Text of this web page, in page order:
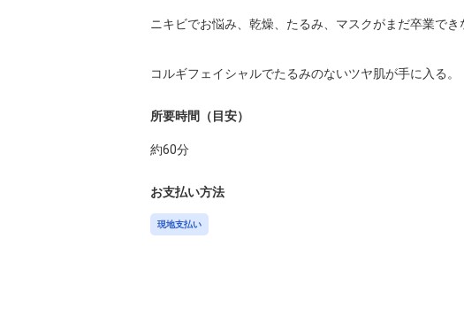
ニキビでお悩み、乾燥、たるみ、マスクがまだ卒業でき
コルギフェイシャルでたるみのないツヤ肌が手に入る。
所要時間（目安）
約60分
お支払い方法
現地支払い